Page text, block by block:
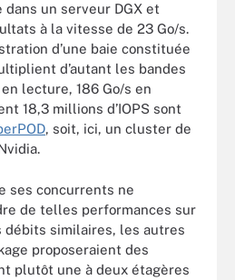
dans un serveur DGX et
à la vitesse de 23 Go/s.
d’une baie constituée
d’autant les bandes
lecture, 186 Go/s en
18,3 millions d’IOPS sont
, soit, ici, un cluster de
ses concurrents ne
de telles performances sur
débits similaires, les autres
proposeraient des
plutôt une à deux étagères